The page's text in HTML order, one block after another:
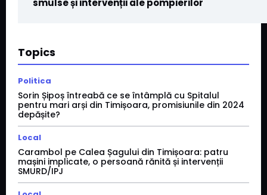
Topics
Politica
Sorin Șipoș întreabă ce se întâmplă cu Spitalul
pentru mari arși din Timișoara, promisiunile din 2024
depășite?
Local
Carambol pe Calea Șagului din Timișoara: patru
mașini implicate, o persoană rănită și intervenții
SMURD/IPJ